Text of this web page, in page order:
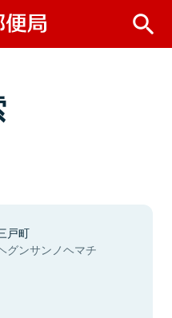
戸町
グンサンノヘマチ